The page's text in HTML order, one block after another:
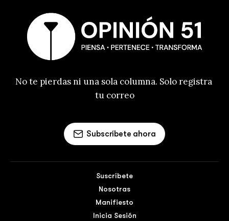
No te pierdas ni una sola columna. Solo registra
tu correo
Subscríbete ahora
Suscríbete
Nosotras
Manifiesto
Inicia Sesión